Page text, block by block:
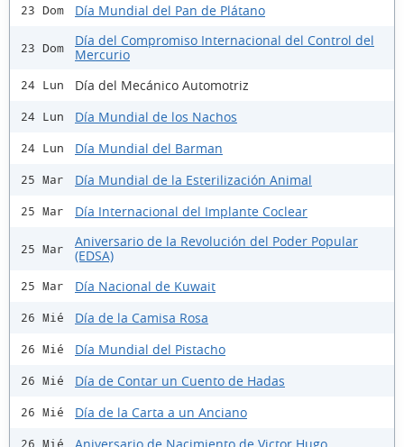
23 Dom Día Mundial del Pan de Plátano
23 Dom
Día del Compromiso Internacional del Control del
Mercurio
24 Lun Día del Mecánico Automotriz
24 Lun Día Mundial de los Nachos
24 Lun Día Mundial del Barman
25 Mar Día Mundial de la Esterilización Animal
25 Mar Día Internacional del Implante Coclear
25 Mar
Aniversario de la Revolución del Poder Popular
(EDSA)
25 Mar Día Nacional de Kuwait
26 Mié Día de la Camisa Rosa
26 Mié Día Mundial del Pistacho
26 Mié Día de Contar un Cuento de Hadas
26 Mié Día de la Carta a un Anciano
26 Mié